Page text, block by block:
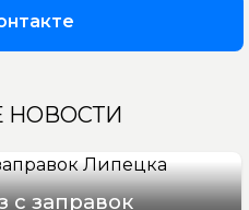
НОВОСТИ
с заправок